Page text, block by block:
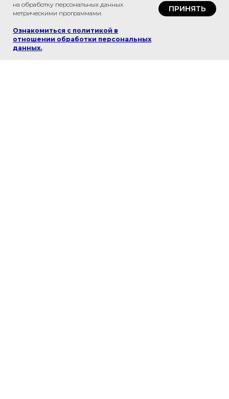
на обработку персональных данных
метрическими программами.
Ознакомиться с политикой в
отношении обработки персональных
данных.
ПРИНЯТЬ